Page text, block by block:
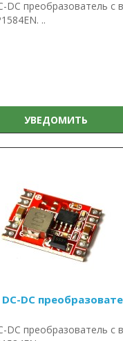
преобразователь с
..
УВЕДОМИТЬ
DC
преобразователь с